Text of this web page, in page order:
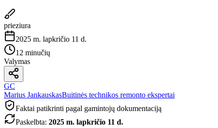
prieziura
2025 m. lapkričio 11 d.
12 minučių
Valymas
GC
Marius JankauskasBuitinės technikos remonto ekspertai
Faktai patikrinti pagal gamintojų dokumentaciją
Paskelbta: 2025 m. lapkričio 11 d.